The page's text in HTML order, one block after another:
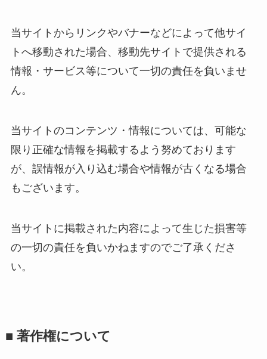
当サイトからリンクやバナーなどによって他サイ
トへ移動された場合、移動先サイトで提供される
情報・サービス等について一切の責任を負いませ
ん。
当サイトのコンテンツ・情報については、可能な
限り正確な情報を掲載するよう努めております
が、誤情報が入り込む場合や情報が古くなる場合
もございます。
当サイトに掲載された内容によって生じた損害等
の一切の責任を負いかねますのでご了承くださ
い。
■ 著作権について